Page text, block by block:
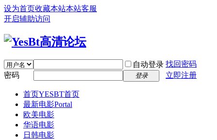
设为首页收藏本站本站客服
开启辅助访问
自动登录 找回密码
密码
登录 立即注册
首页YESBT首页
最新电影Portal
欧美电影
华语电影
日韩电影